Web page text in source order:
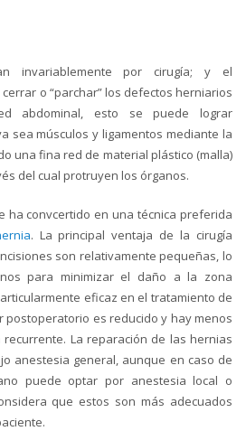
invariablemente por cirugía; y el
o “parchar” los defectos herniarios
abdominal, esto se puede lograr
sea músculos y ligamentos mediante la
una fina red de material plástico (malla)
del cual protruyen los órganos.
ha convcertido en una técnica preferida
. La principal ventaja de la cirugía
son relativamente pequeñas, lo
para minimizar el daño a la zona
eficaz en el tratamiento de
postoperatorio es reducido y hay menos
La reparación de las hernias
anestesia general, aunque en caso de
puede optar por anestesia local o
que estos son más adecuados